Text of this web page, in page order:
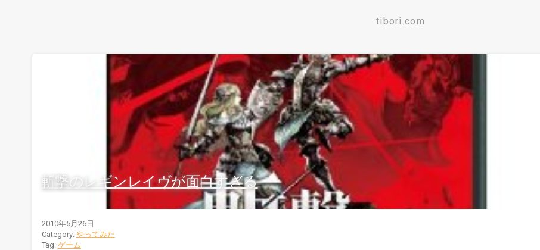
tibori.com
斬撃のレギンレイヴが面白すぎる
2010年5月26日
Category: やってみた
Tag: ゲーム